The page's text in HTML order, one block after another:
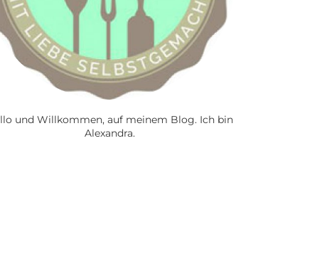
und Willkommen, auf meinem Blog. Ich bin
Alexandra.